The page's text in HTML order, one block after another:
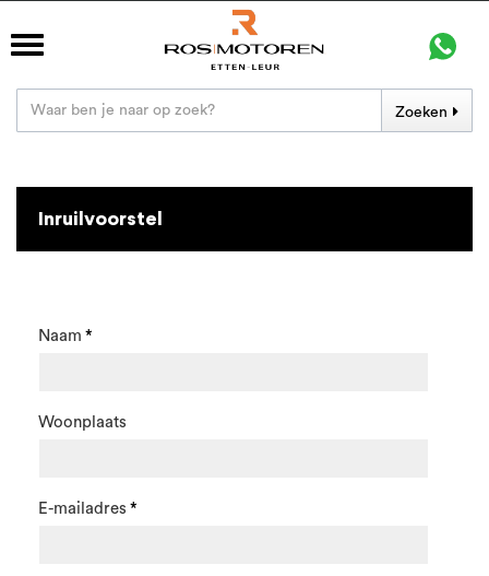
Zoeken
Inruilvoorstel
Naam
Woonplaats
E-mailadres